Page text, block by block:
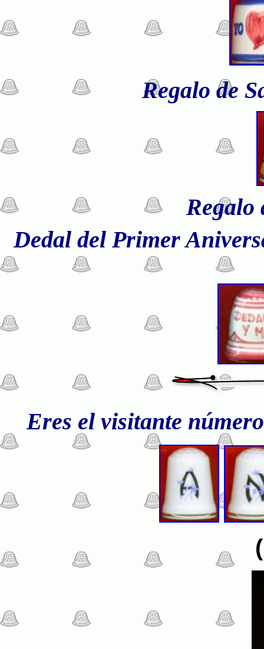
Regalo de
Regalo
Dedal del Primer
Eres el visitante